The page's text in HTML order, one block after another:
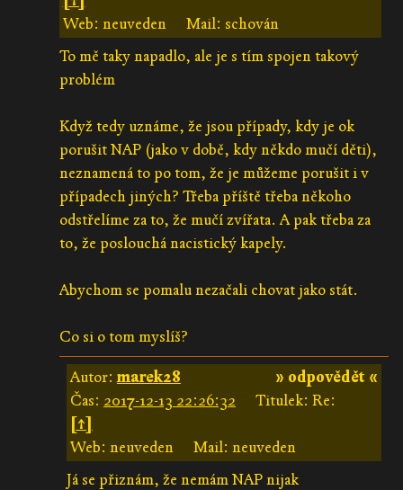
Web: neuveden
Mail: schován
To mě taky napadlo, ale je s tím spojen takový
problém
Když tedy uznáme, že jsou případy, kdy je ok
porušit NAP (jako v době, kdy někdo mučí děti),
neznamená to po tom, že je můžeme porušit i v
případech jiných? Třeba příště třeba někoho
odstřelíme za to, že mučí zvířata. A pak třeba za
to, že poslouchá nacistický kapely.
Abychom se pomalu nezačali chovat jako stát.
Co si o tom myslíš?
» odpovědět «
Autor:marek28
Čas: 2017-12-13 22:26:32
Titulek: Re:
[↑]
Web: neuveden
Mail: neuveden
Já se přiznám, že nemám NAP nijak